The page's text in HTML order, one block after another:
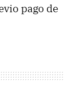
pago de